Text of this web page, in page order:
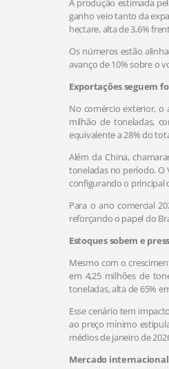
A produção estimada
ganho veio tanto da
hectare, alta de 3,6%
Os números estão
avanço de 10% sobre o
Exportações seguem
No comércio exterior, o
milhão de toneladas,
equivalente a 28% do
Além da China,
toneladas no período. O
configurando o principal
Para o ano comercial
reforçando o papel do
Estoques sobem e
Mesmo com o
em 4,25 milhões de
toneladas, alta de 65%
Esse cenário tem
ao preço mínimo
médios de janeiro de
Mercado